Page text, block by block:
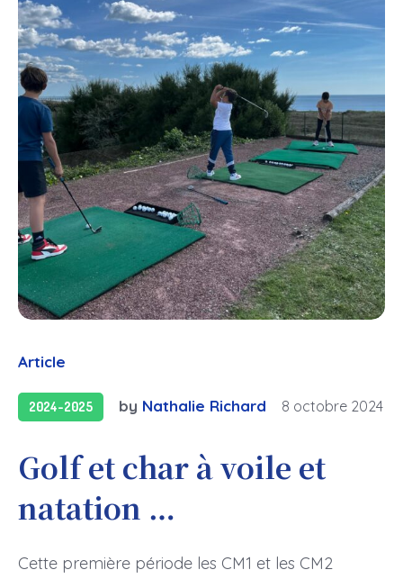
Article
2024-2025 by Nathalie Richard 8 octobre 2024
Golf et char à voile et
natation …
Cette première période les CM1 et les CM2